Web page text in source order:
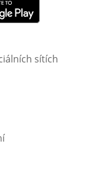
okně
sítích
okně